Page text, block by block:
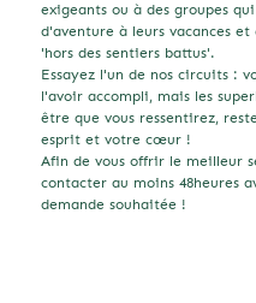
exigeants ou à des groupes
d'aventure à leurs vacances
'hors des sentiers battus'.
Essayez l'un de nos circuits :
l'avoir accompli, mais les
être que vous ressentirez,
esprit et votre cœur !
Afin de vous offrir le meilleur
contacter au moins 48heures
demande souhaitée !